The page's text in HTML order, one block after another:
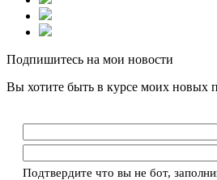
Подпишитесь на мои новости
Вы хотите быть в курсе моих новых
Подтвердите что вы не бот,